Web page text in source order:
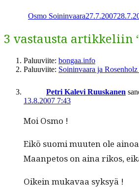
Osmo Soininvaara27.7.2007
3 vastausta artikkeliin
Paluuviite: bongaa.info
Paluuviite: Soininvaara ja
Petri Kalevi Ruuskanen
13.8.2007 7:43
Moi Osmo !
Eikö suo­mi muuten ole
Maan­petos on aina rikos,
Oikein mukavaa syksyä !